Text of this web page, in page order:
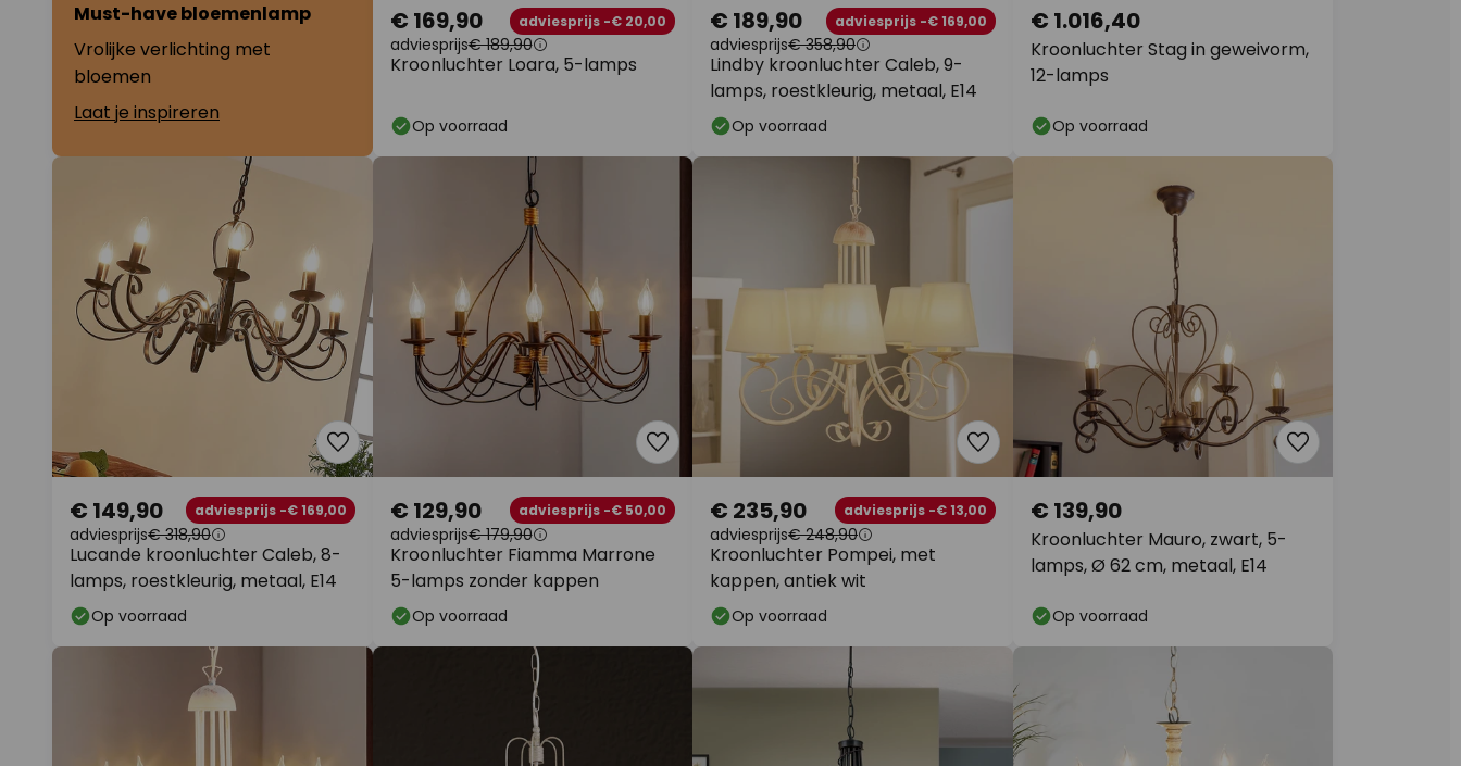
Must-have bloemenlamp
Vrolijke verlichting met
bloemen
Laat je inspireren
Kroonluchter Loara, 5-lamps
€ 169,90 adviesprijs -€ 20,00
adviesprijs€ 189,90
Op voorraad
Lindby kroonluchter Caleb, 9-
lamps, roestkleurig, metaal, E14
€ 189,90 adviesprijs -€ 169,00
adviesprijs€ 358,90
Op voorraad
Kroonluchter Stag in geweivorm,
12-lamps
€ 1.016,40
Op voorraad
Lucande kroonluchter Caleb, 8-
lamps, roestkleurig, metaal, E14
€ 149,90 adviesprijs -€ 169,00
adviesprijs€ 318,90
Op voorraad
Kroonluchter Fiamma Marrone
5-lamps zonder kappen
€ 129,90 adviesprijs -€ 50,00
adviesprijs€ 179,90
Op voorraad
Kroonluchter Pompei, met
kappen, antiek wit
€ 235,90 adviesprijs -€ 13,00
adviesprijs€ 248,90
Op voorraad
Kroonluchter Mauro, zwart, 5-
lamps, Ø 62 cm, metaal, E14
€ 139,90
Op voorraad